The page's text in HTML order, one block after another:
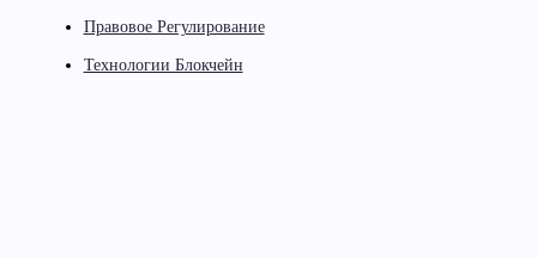
Правовое Регулирование
Технологии Блокчейн